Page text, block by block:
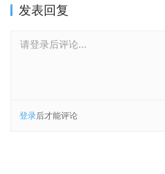
发表回复
请登录后评论...
登录后才能评论